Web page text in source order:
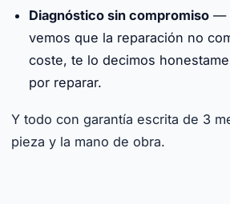
Diagnóstico sin compromiso —
vemos que la reparación no
coste, te lo decimos
por reparar.
Y todo con garantía escrita de 3
pieza y la mano de obra.